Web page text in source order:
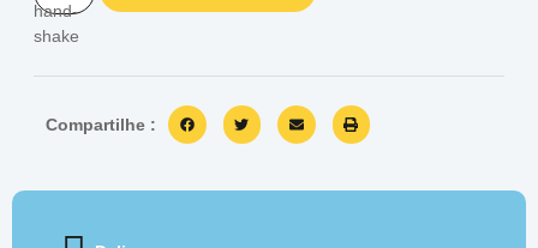
Compartilhe :